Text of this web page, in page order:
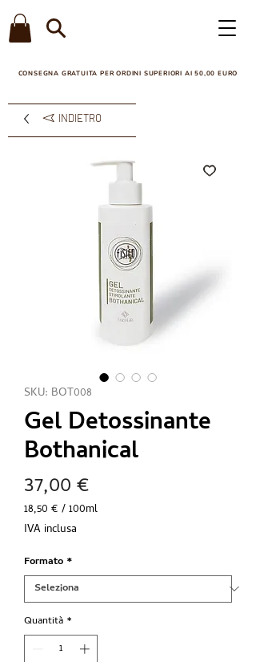
CONSEGNA GRATUITA PER ORDINI SUPERIORI AI 50,00 EURO​
SKU: BOT008
Gel Detossinante
Bothanical
37,00 €
18,50 € /100ml
18,50 €
ogni
Millilitri
IVA inclusa
Formato *
Quantità *
INDIETRO